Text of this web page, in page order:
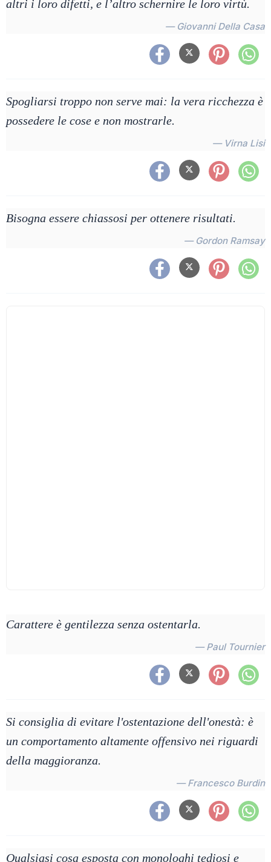
altri i loro difetti, e l’altro schernire le loro virtù.
— Giovanni Della Casa
Spogliarsi troppo non serve mai: la vera ricchezza è
possedere le cose e non mostrarle.
— Virna Lisi
Bisogna essere chiassosi per ottenere risultati.
— Gordon Ramsay
Carattere è gentilezza senza ostentarla.
— Paul Tournier
Si consiglia di evitare l'ostentazione dell'onestà: è
un comportamento altamente offensivo nei riguardi
della maggioranza.
— Francesco Burdin
Qualsiasi cosa esposta con monologhi tediosi e